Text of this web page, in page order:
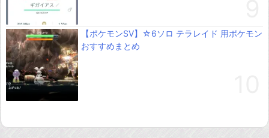
【ポケモンSV】☆6ソロ テラレイド 用ポケモン
おすすめまとめ